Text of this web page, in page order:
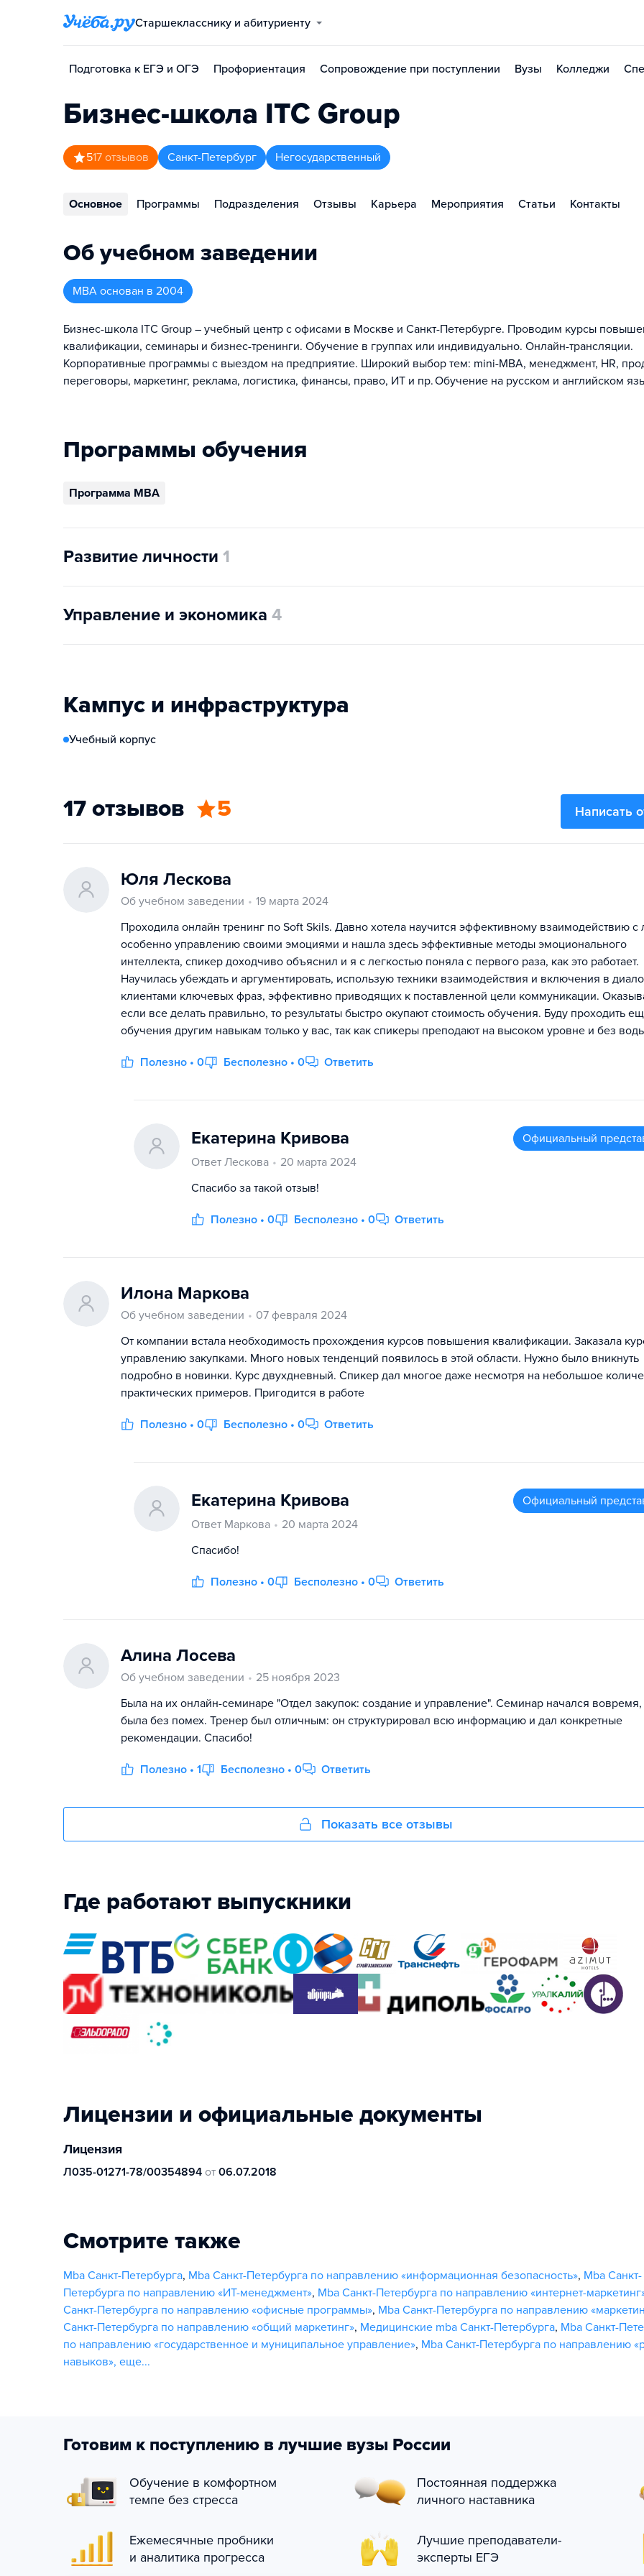
Старшекласснику и абитуриенту
Подготовка к ЕГЭ и ОГЭ Профориентация Сопровождение при поступлении Вузы Колледжи
Бизнес-школа ITC Group
517 отзывов Санкт-Петербург Негосударственный
Основное Программы Подразделения Отзывы Карьера Мероприятия Статьи Контакты
Об учебном заведении
MBA основан в 2004
Бизнес-школа ITC Group – учебный центр с офисами в Москве и Санкт-Петербурге. Проводим курсы
квалификации, семинары и бизнес-тренинги. Обучение в группах или индивидуально. Онлайн-трансляции.
Корпоративные программы с выездом на предприятие. Широкий выбор тем: mini-MBA, менеджмент, HR,
переговоры, маркетинг, реклама, логистика, финансы, право, ИТ и пр. Обучение на русском и английском
Программы обучения
Программа MBA
Развитие личности 1
Управление и экономика 4
Кампус и инфраструктура
Учебный корпус
17 отзывов 5 Написать
Юля Лескова
Об учебном заведении
19 марта 2024
Проходила онлайн тренинг по Soft Skils. Давно хотела научится эффективному взаимодействию
особенно управлению своими эмоциями и нашла здесь эффективные методы эмоционального
интеллекта, спикер доходчиво объяснил и я с легкостью поняла с первого раза, как это работает.
Научилась убеждать и аргументировать, использую техники взаимодействия и включения в
клиентами ключевых фраз, эффективно приводящих к поставленной цели коммуникации.
если все делать правильно, то результаты быстро окупают стоимость обучения. Буду проходить
обучения другим навыкам только у вас, так как спикеры преподают на высоком уровне и без
Полезно • 0 Бесполезно • 0 Ответить
Екатерина Кривова
Официальный
Ответ Лескова
20 марта 2024
Спасибо за такой отзыв!
Полезно • 0 Бесполезно • 0 Ответить
Илона Маркова
Об учебном заведении
07 февраля 2024
От компании встала необходимость прохождения курсов повышения квалификации. Заказала
управлению закупками. Много новых тенденций появилось в этой области. Нужно было вникнуть
подробно в новинки. Курс двухдневный. Спикер дал многое даже несмотря на небольшое
практических примеров. Пригодится в работе
Полезно • 0 Бесполезно • 0 Ответить
Екатерина Кривова
Официальный
Ответ Маркова
20 марта 2024
Спасибо!
Полезно • 0 Бесполезно • 0 Ответить
Алина Лосева
Об учебном заведении
25 ноября 2023
Была на их онлайн-семинаре "Отдел закупок: создание и управление". Семинар начался вовремя,
была без помех. Тренер был отличным: он структурировал всю информацию и дал конкретные
рекомендации. Спасибо!
Полезно • 1 Бесполезно • 0 Ответить
Показать все отзывы
Где работают выпускники
Лицензии и официальные документы
Лицензия
Л035-01271-78/00354894 от 06.07.2018
Смотрите также
Mba Санкт-Петербурга, Mba Санкт-Петербурга по направлению «информационная безопасность», Mba Санкт-
Петербурга по направлению «ИТ-менеджмент», Mba Санкт-Петербурга по направлению «интернет-
Санкт-Петербурга по направлению «офисные программы», Mba Санкт-Петербурга по направлению
Санкт-Петербурга по направлению «общий маркетинг», Медицинские mba Санкт-Петербурга, Mba Санкт-
по направлению «государственное и муниципальное управление», Mba Санкт-Петербурга по направлению
навыков», еще...
Готовим к поступлению в лучшие вузы России
Обучение в комфортном
темпе без стресса
Постоянная поддержка
личного наставника
Ежемесячные пробники
и аналитика прогресса
Лучшие преподаватели-
эксперты ЕГЭ